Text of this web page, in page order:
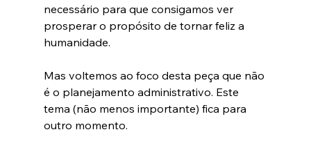
necessário para que consigamos ver
prosperar o propósito de tornar feliz a
humanidade.
Mas voltemos ao foco desta peça que não
é o planejamento administrativo. Este
tema (não menos importante) fica para
outro momento.